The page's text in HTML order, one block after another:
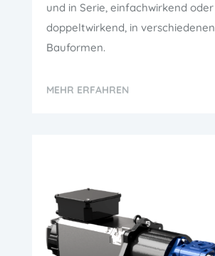
und in Serie, einfachwirkend oder
doppeltwirkend, in verschiedenen
Bauformen.
MEHR ERFAHREN